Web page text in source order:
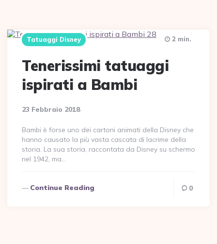
Tatuaggi Disney
Tenerissimi tatuaggi
ispirati a Bambi
23 Febbraio 2018
2 min.
Bambi è forse uno dei cartoni animati della Disney che
hanno causato la più vasta cascata di lacrime della
storia. La sua storia, raccontata da Disney su schermo
nel 1942, ma…
Continue Reading 0